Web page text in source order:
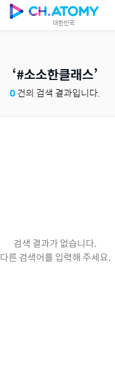
대한민국
#소소한클래스
0건의 검색 결과입니다.
검색 결과가 없습니다.
다른 검색어를 입력해 주세요.